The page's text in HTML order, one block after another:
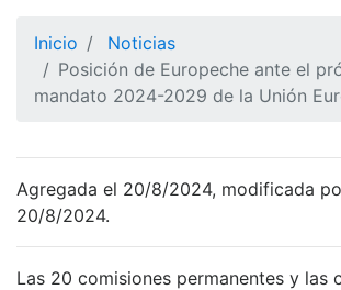
Inicio
Noticias
Posición de Europeche ante el
mandato 2024-2029 de la Unión
Agregada el 20/8/2024, modificada
20/8/2024.
Las 20 comisiones permanentes y las